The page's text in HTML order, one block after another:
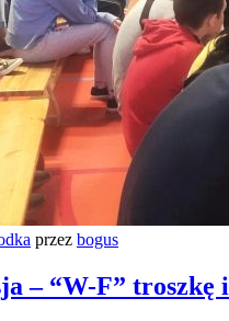
przez bogus
– “W-F” troszkę